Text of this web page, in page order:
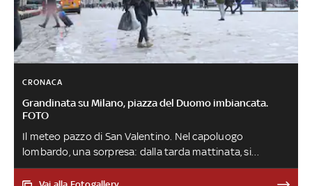
CRONACA
Grandinata su Milano, piazza del Duomo imbiancata.
FOTO
Il meteo pazzo di San Valentino. Nel capoluogo
lombardo, una sorpresa: dalla tarda mattinata, si
susseguono temporali accompagnati da piccoli chicchi
di grandine, alternati a rovesci di pioggia e neve. Si tratta